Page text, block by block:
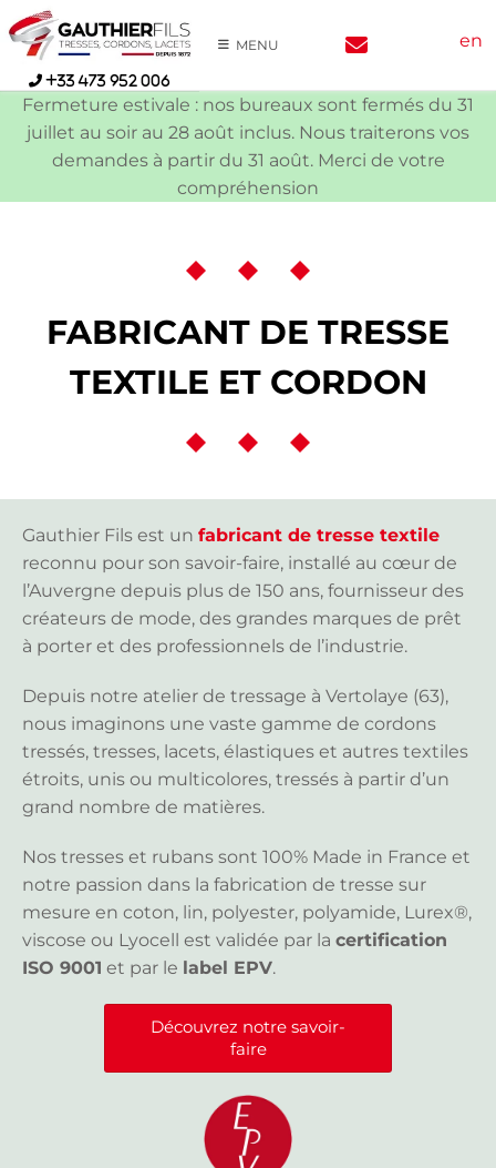
Skip
to
content
+33 473 952 006
MENU en
Fermeture estivale : nos bureaux sont fermés du 31
juillet au soir au 28 août inclus. Nous traiterons vos
demandes à partir du 31 août. Merci de votre
compréhension
FABRICANT DE TRESSE
TEXTILE ET CORDON
Gauthier Fils est un fabricant de tresse textile
reconnu pour son savoir-faire, installé au cœur de
l’Auvergne depuis plus de 150 ans, fournisseur des
créateurs de mode, des grandes marques de prêt
à porter et des professionnels de l’industrie.
Depuis notre atelier de tressage à Vertolaye (63),
nous imaginons une vaste gamme de cordons
tressés, tresses, lacets, élastiques et autres textiles
étroits, unis ou multicolores, tressés à partir d’un
grand nombre de matières.
Nos tresses et rubans sont 100% Made in France et
notre passion dans la fabrication de tresse sur
mesure en coton, lin, polyester, polyamide, Lurex®,
viscose ou Lyocell est validée par la certification
ISO 9001 et par le label EPV.
Découvrez notre savoir-
faire